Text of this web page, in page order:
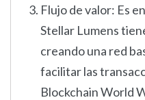
Flujo de valor: Es
Stellar Lumens
creando una red
facilitar las
Blockchain World